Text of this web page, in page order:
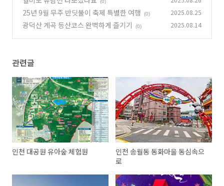
(0)
25년 9월 무주 반딧불이 축제 특별한 여행 (0) 2025.08.25
광덕산 계곡 등산코스 완벽하게 즐기기 (0) 2025.08.14
관련글
인천 대공원 유아숲 체험원
인천 송월동 동화마을 동심속으
로